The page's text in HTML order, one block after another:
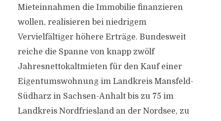
Mieteinnahmen die Immobilie finanzieren
wollen, realisieren bei niedrigem
Vervielfältiger höhere Erträge. Bundesweit
reiche die Spanne von knapp zwölf
Jahresnettokaltmieten für den Kauf einer
Eigentumswohnung im Landkreis Mansfeld-
Südharz in Sachsen-Anhalt bis zu 75 im
Landkreis Nordfriesland an der Nordsee, zu